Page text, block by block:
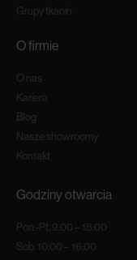
Grupy tkanin
O firmie
O nas
Kariera
Blog
Nasze showroomy
Kontakt
Godziny otwarcia
Pon.-Pt. 9:00 – 18:00
Sob. 10:00 – 16:00